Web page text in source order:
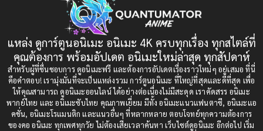
(1)
Censored (เซ็นเซอร์)(19)
Comedy (ตลก)(235)
Comedy (ตลก)(85)
Comic Book การ์ตูน(1)
1993
1991
1989
1988
1987
1985
1984
1983
1982
1981
1980
1979
แหล่ง ดูการ์ตูนอนิเมะ อนิเมะ 4K ครบทุกเรื่อง ทุกสไตล์ที่
คุณต้องการ พร้อมอัปเดต อนิเมะใหม่ล่าสุด ทุกสัปดาห์
สำหรับผู้ที่ชื่นชอบการ ดูอนิเมะฟรี และต้องการอัปเดตเรื่องราวใหม่ๆ อยู่เสมอ ที่นี่
คือคำตอบ! เรามุ่งมั่นที่จะเป็นแหล่งรวม การ์ตูนอนิเมะ ที่ใหญ่ที่สุดและดีที่สุด เพื่อ
ให้คุณสามารถ ดูอนิเมะออนไลน์ ได้อย่างต่อเนื่องไม่มีสะดุด เราคัดสรร อนิเมะ
พากย์ไทย และ อนิเมะซับไทย คุณภาพเยี่ยม มีทั้ง อนิเมะแนวแฟนตาซี, อนิเมะแอ
คชั่น, อนิเมะโรแมนติก และแนวอื่นๆ ที่หลากหลาย ตอบโจทย์ทุกความต้องการ
ของคอ อนิเมะ ทุกเพศทุกวัย ไม่ต้องเสียเวลาค้นหา เว็บไซต์ดูอนิเมะ อีกต่อไป เริ่ม